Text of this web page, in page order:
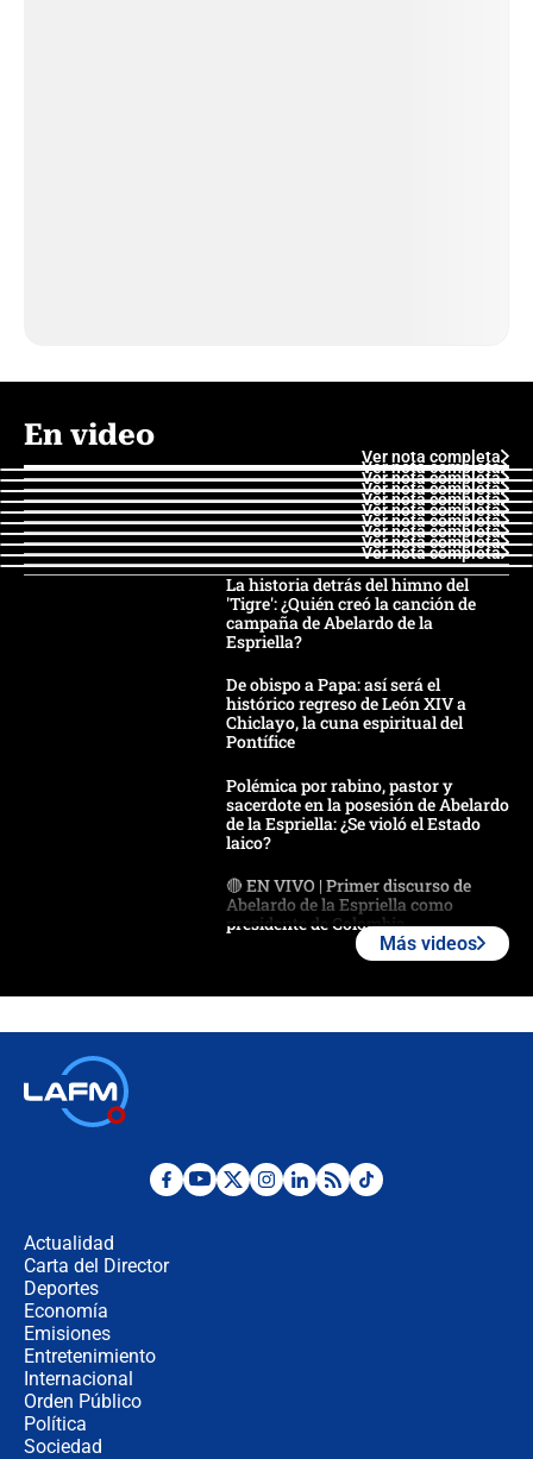
En video
Ver nota completa
Ver nota completa
Ver nota completa
Ver nota completa
Ver nota completa
Ver nota completa
Ver nota completa
Ver nota completa
Ver nota completa
Ver nota completa
La historia detrás del himno del
'Tigre': ¿Quién creó la canción de
campaña de Abelardo de la
Espriella?
De obispo a Papa: así será el
histórico regreso de León XIV a
Chiclayo, la cuna espiritual del
Pontífice
Polémica por rabino, pastor y
sacerdote en la posesión de Abelardo
de la Espriella: ¿Se violó el Estado
laico?
🔴 EN VIVO | Primer discurso de
Abelardo de la Espriella como
presidente de Colombia
Desde dermatitis hasta infecciones:
Más videos
Actualidad
Carta del Director
Deportes
Economía
Emisiones
Entretenimiento
Internacional
Orden Público
Política
Sociedad